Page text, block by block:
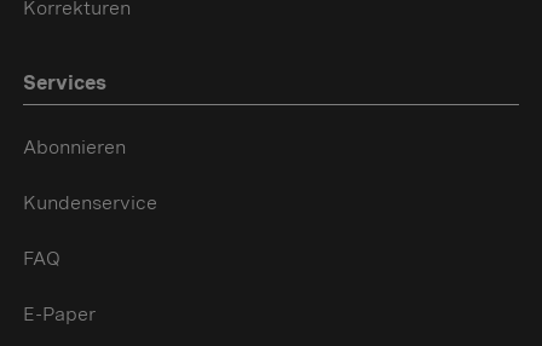
Korrekturen
Services
Abonnieren
Kundenservice
FAQ
E-Paper